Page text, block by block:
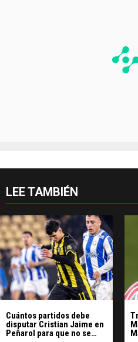
LEE TAMBIÉN
Cuántos partidos debe
disputar Cristian Jaime en
Peñarol para que no se